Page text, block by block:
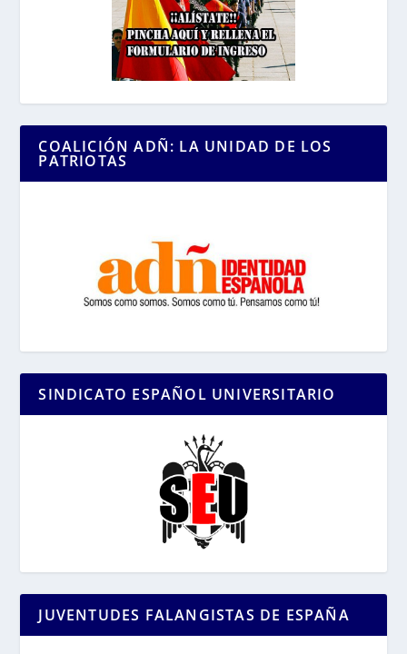
COALICIÓN ADÑ: LA UNIDAD DE LOS
PATRIOTAS
SINDICATO ESPAÑOL UNIVERSITARIO
JUVENTUDES FALANGISTAS DE ESPAÑA